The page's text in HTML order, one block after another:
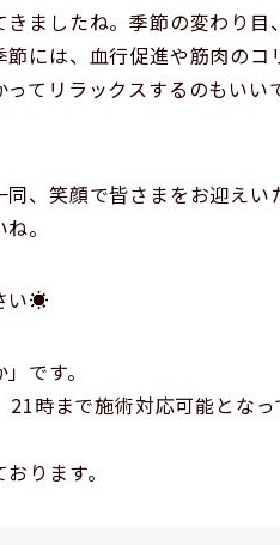
ましたね。季節の変わり
には、血行促進や筋肉のコ
てリラックスするのもい
、笑顔で皆さまをお迎え
。
い☀️
です。
21時まで施術対応可能とな
ります。